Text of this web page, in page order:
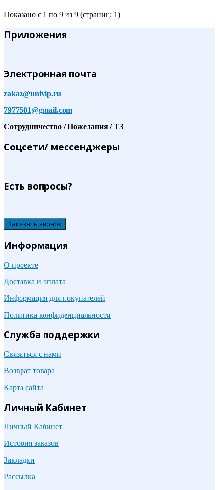
Показано с 1 по 9 из 9 (страниц: 1)
Приложения
Электронная почта
zakaz@univip.ru
7977501@gmail.com
Сотрудничество / Пожелания / ТЗ
Соцсети/ мессенджеры
Есть вопросы?
Заказать звонок
Информация
О проекте
Доставка и оплата
Информация для покупателей
Политика конфиденциальности
Служба поддержки
Связаться с нами
Возврат товара
Карта сайта
Личный Кабинет
Личный Кабинет
История заказов
Закладки
Рассылка